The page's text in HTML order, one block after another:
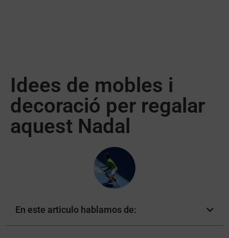
Idees de mobles i
decoració per regalar
aquest Nadal
En este articulo hablamos de: